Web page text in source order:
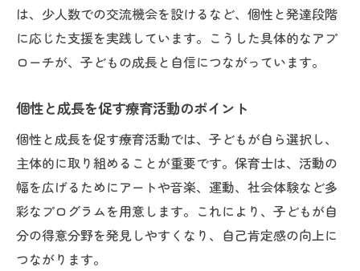
は、少人数での交流機会を設けるなど、個性と発達段階
に応じた支援を実践しています。こうした具体的なアプ
ローチが、子どもの成長と自信につながっています。
個性と成長を促す療育活動のポイント
個性と成長を促す療育活動では、子どもが自ら選択し、
主体的に取り組めることが重要です。保育士は、活動の
幅を広げるためにアートや音楽、運動、社会体験など多
彩なプログラムを用意します。これにより、子どもが自
分の得意分野を発見しやすくなり、自己肯定感の向上に
つながります。